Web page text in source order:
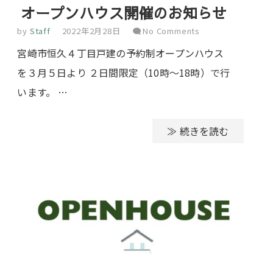
オープンハウス開催のお知らせ
by Staff 2022年2月28日 No Comments
宮崎市恒久４丁目戸建の予約制オープンハウス
を３月５日より ２日間限定（10時～18時）で行
います。 …
≫ 続きを読む